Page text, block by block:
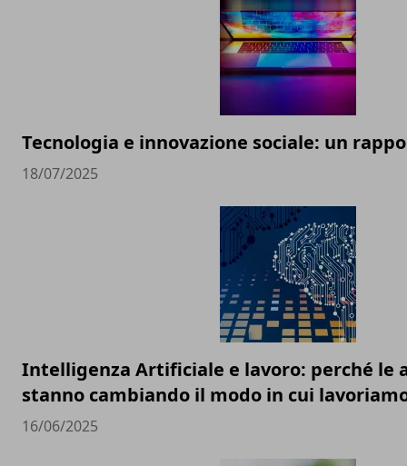
Tecnologia e innovazione sociale: un
18/07/2025
Intelligenza Artificiale e lavoro: perché le
stanno cambiando il modo in cui
16/06/2025